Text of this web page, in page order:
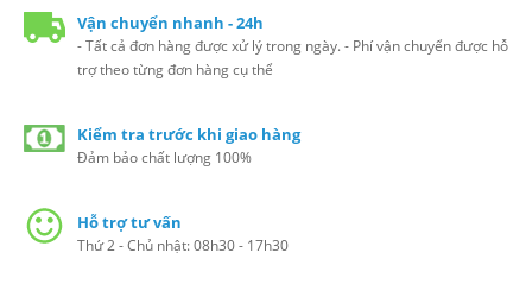
Vận chuyển nhanh - 24h
- Tất cả đơn hàng được xử lý trong ngày. - Phí vận chuyển được hỗ
trợ theo từng đơn hàng cụ thể
Kiểm tra trước khi giao hàng
Đảm bảo chất lượng 100%
Hỗ trợ tư vấn
Thứ 2 - Chủ nhật: 08h30 - 17h30